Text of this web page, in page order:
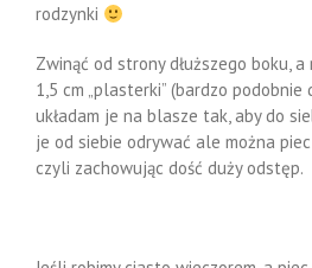
rodzynki
Zwinąć od strony dłuższego boku,
1,5 cm „plasterki” (bardzo podobnie
układam je na blasze tak, aby do
je od siebie odrywać ale można
czyli zachowując dość duży odstęp.